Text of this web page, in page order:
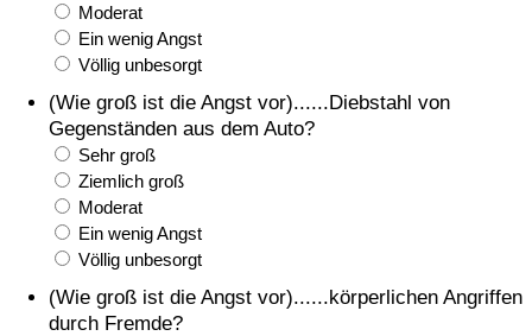
Moderat
Ein wenig Angst
Völlig unbesorgt
(Wie groß ist die Angst vor)......Diebstahl von
Gegenständen aus dem Auto?
Sehr groß
Ziemlich groß
Moderat
Ein wenig Angst
Völlig unbesorgt
(Wie groß ist die Angst vor)......körperlichen Angriffen
durch Fremde?